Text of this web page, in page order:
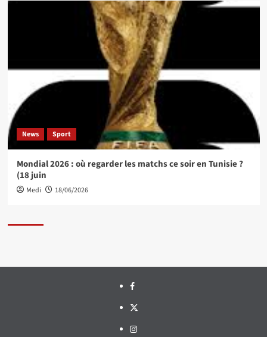
News Sport
Mondial 2026 : où regarder les matchs ce soir en Tunisie ?
(18 juin
Medi 18/06/2026
Facebook
Twitter
Instagram